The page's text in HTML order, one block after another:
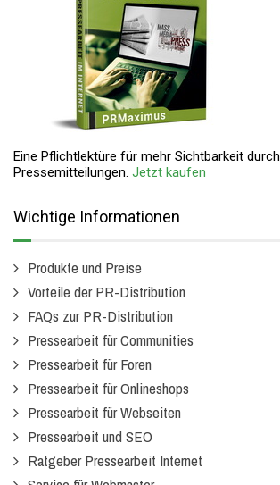
Eine Pflichtlektüre für mehr Sichtbarkeit durch
Pressemitteilungen. Jetzt kaufen
Wichtige Informationen
Produkte und Preise
Vorteile der PR-Distribution
FAQs zur PR-Distribution
Pressearbeit für Communities
Pressearbeit für Foren
Pressearbeit für Onlineshops
Pressearbeit für Webseiten
Pressearbeit und SEO
Ratgeber Pressearbeit Internet